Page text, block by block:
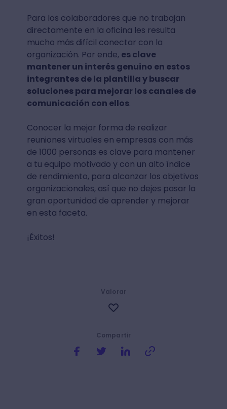
Para los colaboradores que no trabajan
directamente en la oficina les resulta
mucho más difícil conectar con la
organización. Por ende, es clave
mantener un interés genuino en estos
integrantes de la plantilla y buscar
soluciones para mejorar los canales de
comunicación con ellos.
Conocer la mejor forma de realizar
reuniones virtuales en empresas con más
de 1000 personas es clave para mantener
a tu equipo motivado y con un alto índice
de rendimiento, para alcanzar los objetivos
organizacionales, así que no dejes pasar la
gran oportunidad de aprender y mejorar
en esta faceta.
¡Éxitos!
Compartir
Valorar